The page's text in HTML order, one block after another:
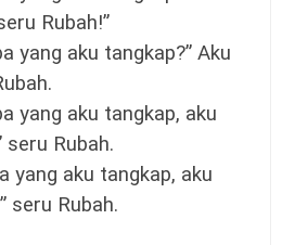
Rubah!”
yang aku tangkap?” Aku
yang aku tangkap, aku
seru Rubah.
yang aku tangkap, aku
seru Rubah.